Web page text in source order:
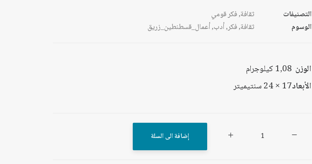
التصنيفات ثقافة,فكر قومي
الوسوم
ثقافة,فكر,أدب,أعمال_قسطنطين_زريق
الوزن 1,08 كيلوجرام
الأبعاد17 × 24 سنتيميتر
إضافة الى السلة